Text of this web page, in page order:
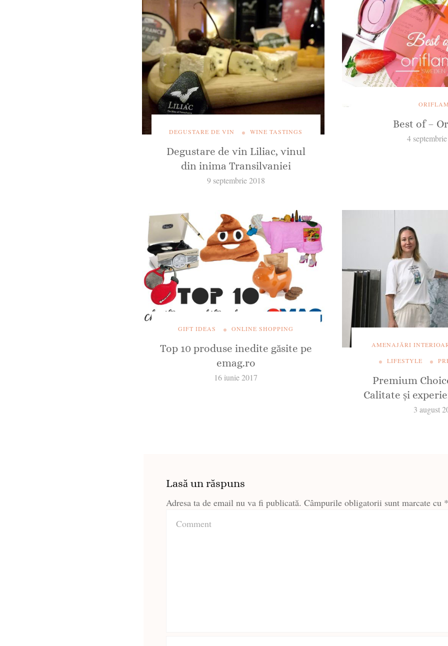
DEGUSTARE DE VIN WINE TASTINGS
Degustare de vin Liliac, vinul
din inima Transilvaniei
9 septembrie 2018
Best of –
4
GIFT IDEAS ONLINE SHOPPING
Top 10 produse inedite găsite pe
emag.ro
16 iunie 2017
AMENAJĂRI
LIFESTYLE
Premium
Calitate și
3 august
Lasă un răspuns
Adresa ta de email nu va fi publicată. Câmpurile obligatorii sunt marcate cu *